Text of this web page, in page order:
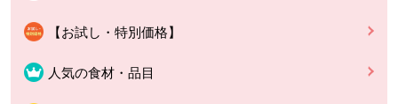
【お試し・特別価格】
人気の食材・品目